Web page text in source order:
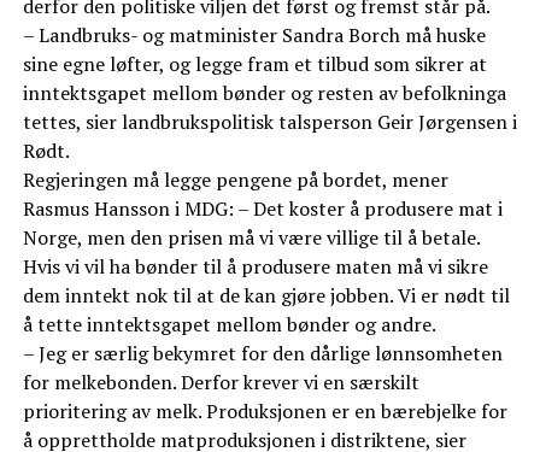
derfor den politiske viljen det først og fremst står på.
– Landbruks- og matminister Sandra Borch må huske
sine egne løfter, og legge fram et tilbud som sikrer at
inntektsgapet mellom bønder og resten av befolkninga
tettes, sier landbrukspolitisk talsperson Geir Jørgensen i
Rødt.
Regjeringen må legge pengene på bordet, mener
Rasmus Hansson i MDG: – Det koster å produsere mat i
Norge, men den prisen må vi være villige til å betale.
Hvis vi vil ha bønder til å produsere maten må vi sikre
dem inntekt nok til at de kan gjøre jobben. Vi er nødt til
å tette inntektsgapet mellom bønder og andre.
– Jeg er særlig bekymret for den dårlige lønnsomheten
for melkebonden. Derfor krever vi en særskilt
prioritering av melk. Produksjonen er en bærebjelke for
å opprettholde matproduksjonen i distriktene, sier